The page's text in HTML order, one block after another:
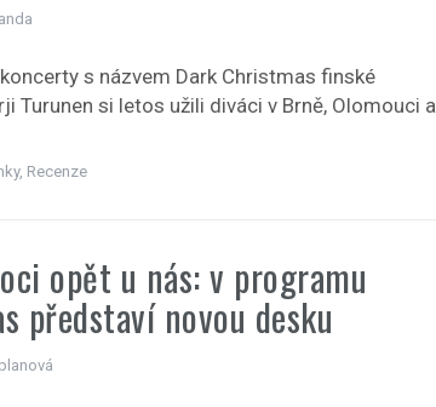
s názvem Dark Christmas finské
Turunen si letos užili diváci v Brně, Olomouci a
, Recenze
opět u nás: v programu
představí novou desku